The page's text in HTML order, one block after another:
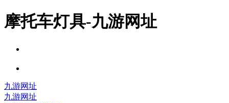
摩托车灯具-九游网址
九游网址
九游网址